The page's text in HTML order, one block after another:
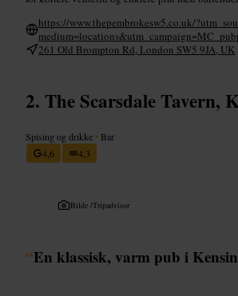
https://www.thepembrokesw5.co.uk/
261 Old Brompton Rd, London SW5 9JA, UK
The Scarsdale Tavern,
Spising og drikke • Bar
4,6
4,3
Bilde /Tripadvisor
“En klassisk, varm pub i